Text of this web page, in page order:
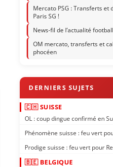
Mercato PSG : Transferts et
Paris SG !
News-fil de l’actualité football
OM mercato, transferts et
phocéen
🇨🇭 SUISSE
OL : coup dingue confirmé en
Phénomène suisse : feu vert
Prodige suisse : feu vert pour
🇧🇪 BELGIQUE